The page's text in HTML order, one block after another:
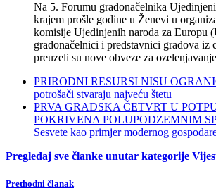
Na 5. Forumu gradonačelnika
krajem prošle godine u Ženevi u
komisije Ujedinjenih naroda za Europu
gradonačelnici i predstavnici gradova iz
preuzeli su nove obveze za
PRIRODNI RESURSI NISU
potrošači stvaraju najveću štetu
PRVA GRADSKA ČETVRT U
POKRIVENA POLUPODZEMNIM
Sesvete kao primjer modernog
Pregledaj sve članke unutar kategorije
Prethodni članak